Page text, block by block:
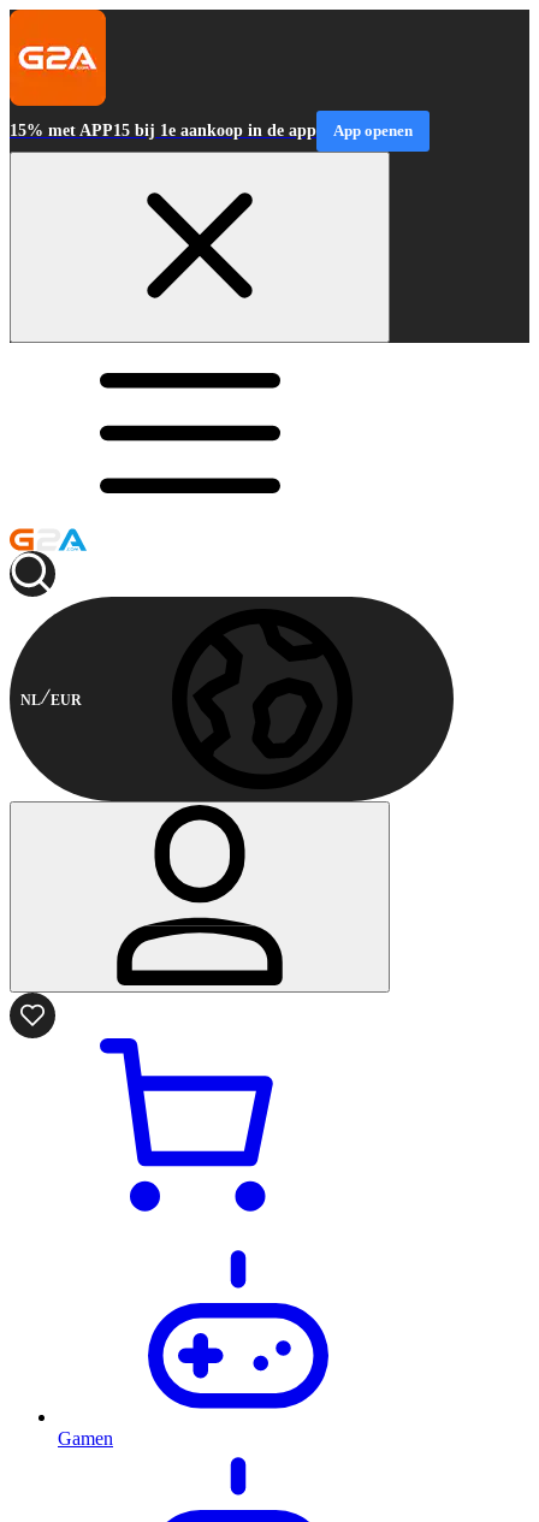
15% met APP15 bij 1e aankoop in de app App openen
NL EUR
Gamen